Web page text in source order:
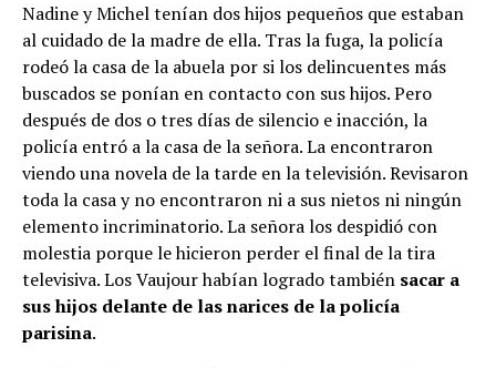
Nadine y Michel tenían dos hijos pequeños que estaban
al cuidado de la madre de ella. Tras la fuga, la policía
rodeó la casa de la abuela por si los delincuentes más
buscados se ponían en contacto con sus hijos. Pero
después de dos o tres días de silencio e inacción, la
policía entró a la casa de la señora. La encontraron
viendo una novela de la tarde en la televisión. Revisaron
toda la casa y no encontraron ni a sus nietos ni ningún
elemento incriminatorio. La señora los despidió con
molestia porque le hicieron perder el final de la tira
televisiva. Los Vaujour habían logrado también sacar a
sus hijos delante de las narices de la policía
parisina.